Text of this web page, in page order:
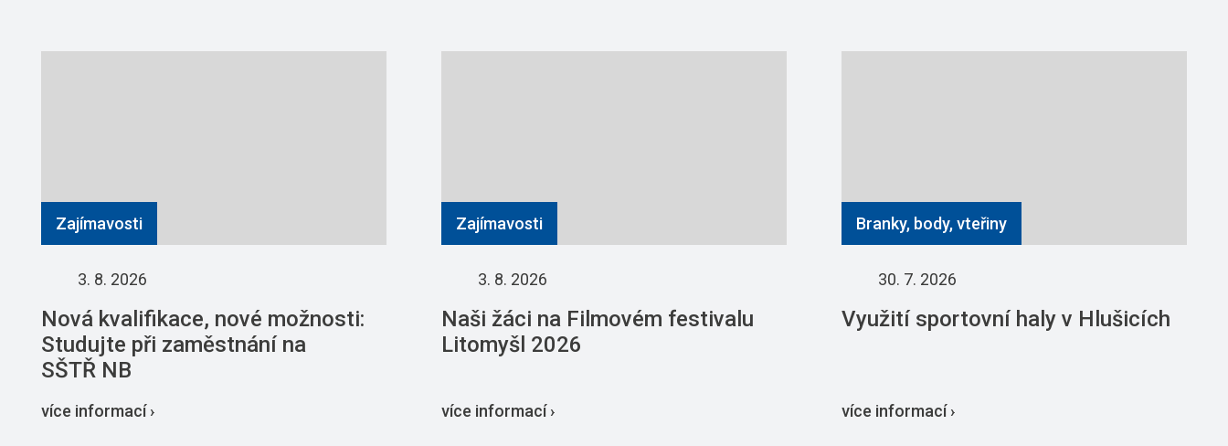
Zajímavosti
3. 8. 2026
Nová kvalifikace, nové možnosti:
Studujte při zaměstnání na
SŠTŘ NB
více informací ›
Zajímavosti
3. 8. 2026
Naši žáci na Filmovém festivalu
Litomyšl 2026
více informací ›
Branky, body, vteřiny
30. 7. 2026
Využití sportovní haly v Hlušicích
více informací ›